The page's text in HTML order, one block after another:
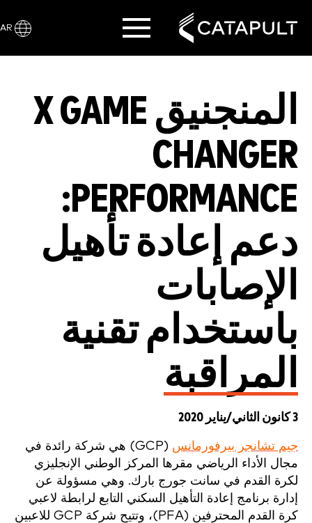
المنجنيق X GAME
CHANGER
PERFORMANCE:
دعم إعادة تأهيل
الإصابات
باستخدام تقنية
المراقبة
3 كانون الثاني/يناير 2020
جيم تشانجر بيرفورمانس
(GCP) هي شركة رائدة في
مجال الأداء الرياضي مقرها المركز الوطني الإنجليزي
لكرة القدم في سانت جورج بارك. وهي مسؤولة عن
إدارة برنامج إعادة التأهيل السكني التابع لرابطة لاعبي
كرة القدم المحترفين (PFA)، وتتيح شركة GCP للاعبين